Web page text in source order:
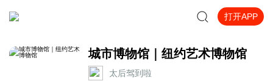
打开APP
城市博物馆｜纽约艺术博物馆
太后驾到啦